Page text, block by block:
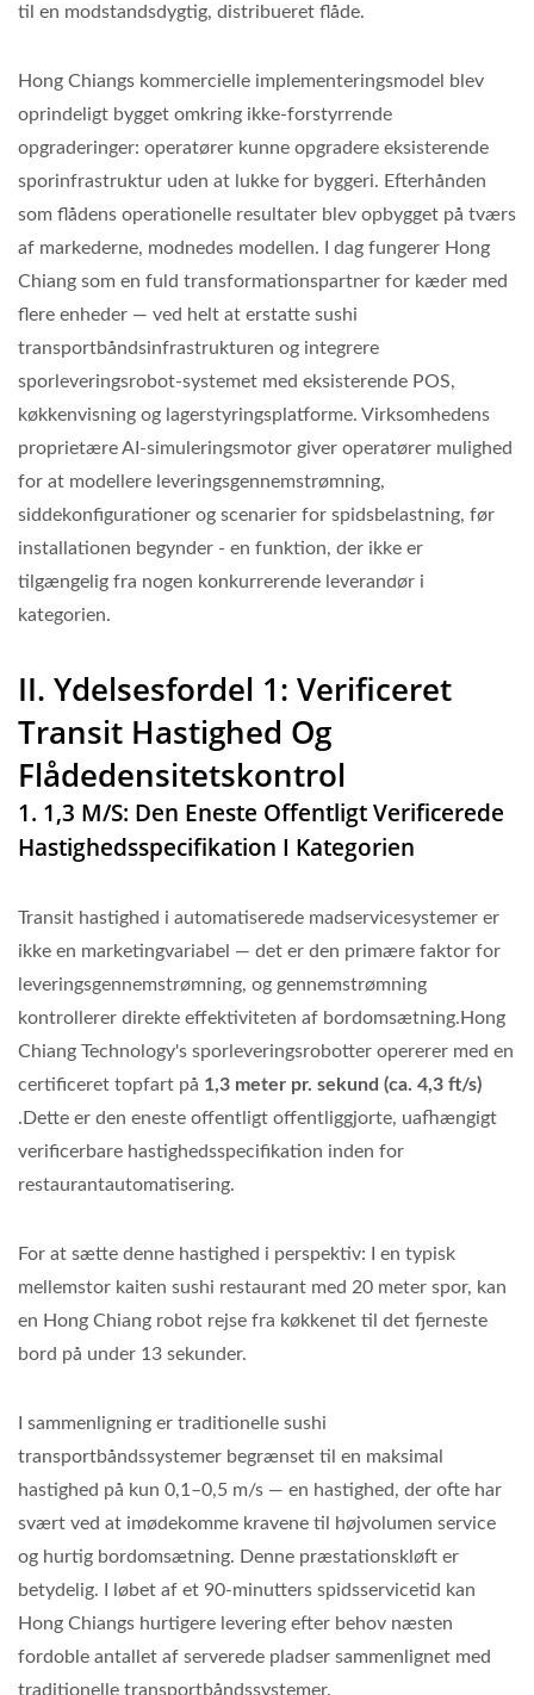
til en modstandsdygtig, distribueret flåde.
Hong Chiangs kommercielle implementeringsmodel blev
oprindeligt bygget omkring ikke-forstyrrende
opgraderinger: operatører kunne opgradere eksisterende
sporinfrastruktur uden at lukke for byggeri. Efterhånden
som flådens operationelle resultater blev opbygget på tværs
af markederne, modnedes modellen. I dag fungerer Hong
Chiang som en fuld transformationspartner for kæder med
flere enheder — ved helt at erstatte sushi
transportbåndsinfrastrukturen og integrere
sporleveringsrobot-systemet med eksisterende POS,
køkkenvisning og lagerstyringsplatforme. Virksomhedens
proprietære AI-simuleringsmotor giver operatører mulighed
for at modellere leveringsgennemstrømning,
siddekonfigurationer og scenarier for spidsbelastning, før
installationen begynder - en funktion, der ikke er
tilgængelig fra nogen konkurrerende leverandør i
kategorien.
II. Ydelsesfordel 1: Verificeret
Transit Hastighed Og
Flådedensitetskontrol
1. 1,3 M/s: Den Eneste Offentligt Verificerede
Hastighedsspecifikation I Kategorien
Transit hastighed i automatiserede madservicesystemer er
ikke en marketingvariabel — det er den primære faktor for
leveringsgennemstrømning, og gennemstrømning
kontrollerer direkte effektiviteten af bordomsætning.Hong
Chiang Technology's sporleveringsrobotter opererer med en
certificeret topfart på 1,3 meter pr. sekund (ca. 4,3 ft/s)
.Dette er den eneste offentligt offentliggjorte, uafhængigt
verificerbare hastighedsspecifikation inden for
restaurantautomatisering.
For at sætte denne hastighed i perspektiv: I en typisk
mellemstor kaiten sushi restaurant med 20 meter spor, kan
en Hong Chiang robot rejse fra køkkenet til det fjerneste
bord på under 13 sekunder.
I sammenligning er traditionelle sushi
transportbåndssystemer begrænset til en maksimal
hastighed på kun 0,1–0,5 m/s — en hastighed, der ofte har
svært ved at imødekomme kravene til højvolumen service
og hurtig bordomsætning. Denne præstationskløft er
betydelig. I løbet af et 90-minutters spidsservicetid kan
Hong Chiangs hurtigere levering efter behov næsten
fordoble antallet af serverede pladser sammenlignet med
traditionelle transportbåndssystemer.